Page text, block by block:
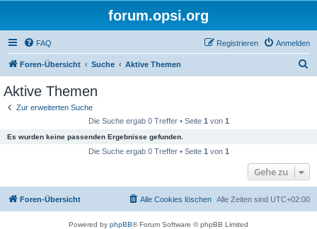
forum.opsi.org
FAQ Anmelden
Registrieren
Foren-Übersicht Suche Aktive Themen
Aktive Themen
Zur erweiterten Suche
Die Suche ergab 0 Treffer • Seite 1 von 1
Es wurden keine passenden Ergebnisse gefunden.
Die Suche ergab 0 Treffer • Seite 1 von 1
Gehe zu
Foren-Übersicht Alle Zeiten sind UTC+02:00
Alle Cookies löschen
Powered by phpBB® Forum Software © phpBB Limited